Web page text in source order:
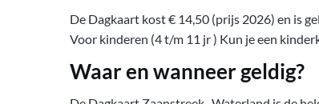
De Dagkaart kost € 14,50 (prijs 2026) en is
Voor kinderen (4 t/m 11 jr ) Kun je een
Waar en wanneer geldig?